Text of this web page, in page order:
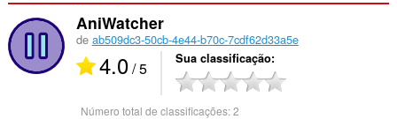
AniWatcher
de ab509dc3-50cb-4e44-b70c-7cdf62d33a5e
4.0/ 5 Sua classificação
Número total de classificações:2